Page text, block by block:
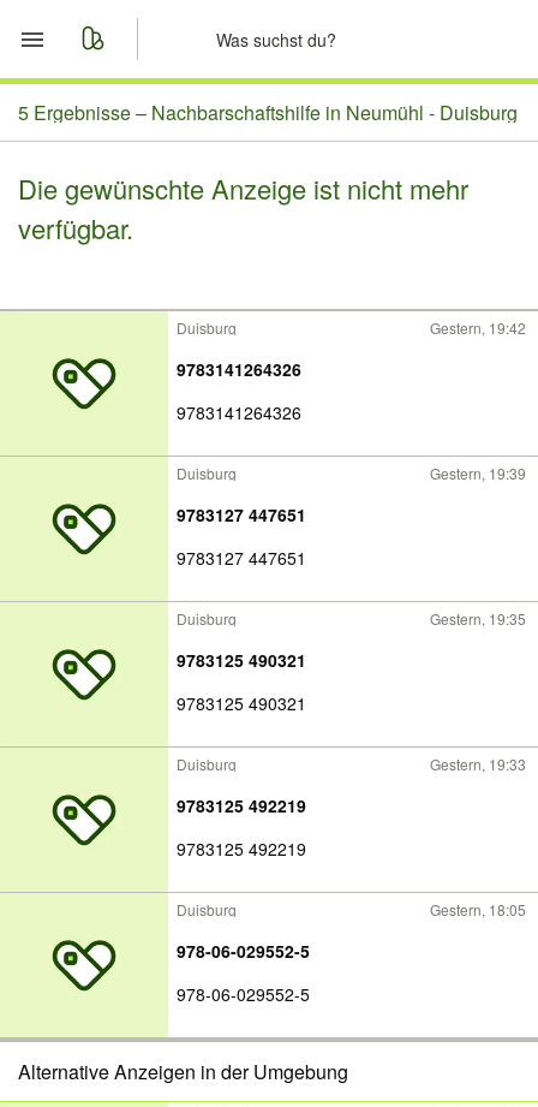
Start
Nachrichten
5 Ergebnisse – Nachbarschaftshilfe in Neumühl - Duisburg
Die gewünschte Anzeige ist nicht mehr
verfügbar.
Duisburg Gestern, 19:42
9783141264326
9783141264326
Duisburg Gestern, 19:39
9783127 447651
9783127 447651
Duisburg Gestern, 19:35
9783125 490321
9783125 490321
Duisburg Gestern, 19:33
9783125 492219
9783125 492219
Duisburg Gestern, 18:05
978-06-029552-5
978-06-029552-5
Alternative Anzeigen in der Umgebung